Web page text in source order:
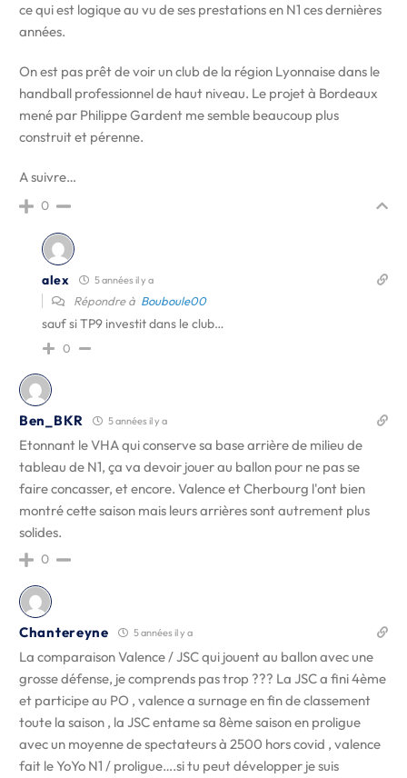
ce qui est logique au vu de ses prestations en N1 ces dernières
années.
On est pas prêt de voir un club de la région Lyonnaise dans le
handball professionnel de haut niveau. Le projet à Bordeaux
mené par Philippe Gardent me semble beaucoup plus
construit et pérenne.
A suivre…
0
alex 5 années il y a
Répondre à Bouboule00
sauf si TP9 investit dans le club…
0
Ben_BKR 5 années il y a
Etonnant le VHA qui conserve sa base arrière de milieu de
tableau de N1, ça va devoir jouer au ballon pour ne pas se
faire concasser, et encore. Valence et Cherbourg l'ont bien
montré cette saison mais leurs arrières sont autrement plus
solides.
0
Chantereyne 5 années il y a
La comparaison Valence / JSC qui jouent au ballon avec une
grosse défense, je comprends pas trop ??? La JSC a fini 4ème
et participe au PO , valence a surnage en fin de classement
toute la saison , la JSC entame sa 8ème saison en proligue
avec un moyenne de spectateurs à 2500 hors covid , valence
fait le YoYo N1 / proligue….si tu peut développer je suis